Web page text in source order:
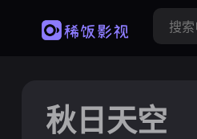
秋日天空